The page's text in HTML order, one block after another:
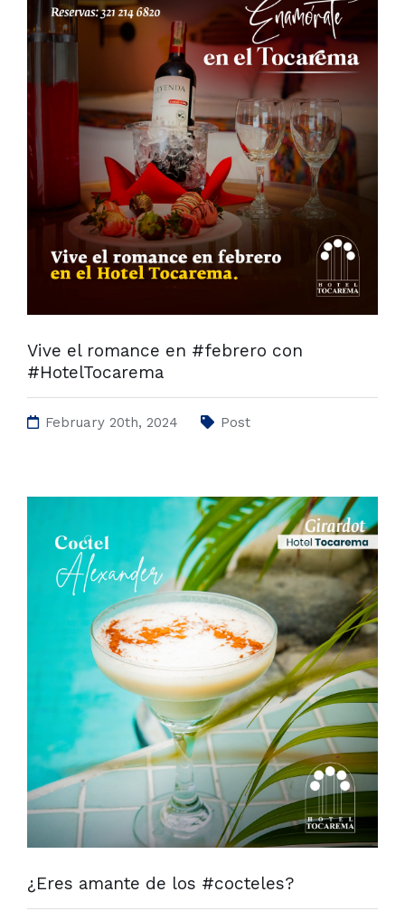
Vive el romance en #febrero con
#HotelTocarema
February 20th, 2024 Post
¿Eres amante de los #cocteles?